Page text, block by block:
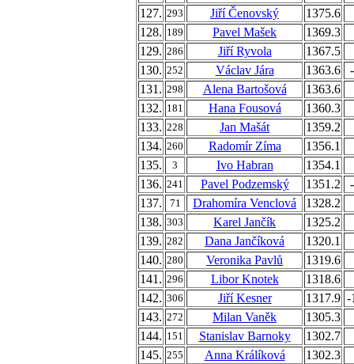
127. 293 Jiří Čenovský
1375.6
128. 189 Pavel Mašek
1369.3
129. 286 Jiří Ryvola
1367.5
130. 252 Václav Jára 1363.6
131. 298 Alena Bartošová
1363.6
132. 181 Hana Fousová
1360.3
133. 228 Jan Mašát
1359.2
134. 260 Radomír Zíma
1356.1
135.
3 Ivo Habran
1354.1
136. 241 Pavel Podzemský 1351.2
137.
71 Drahomíra Venclová
1328.2
138. 303 Karel Jančík
1325.2
139. 282 Dana Jančíková
1320.1
140. 280 Veronika Pavlů
1319.6
141. 296 Libor Knotek
1318.6
142. 306 Jiří Kesner 1317.9 -
143. 272 Milan Vaněk
1305.3
144. 151 Stanislav Barnoky
1302.7
145. 255 Anna Králíková
1302.3